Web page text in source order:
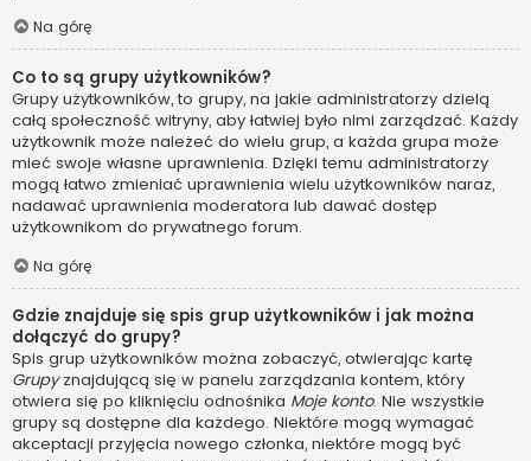
Na górę
Co to są grupy użytkowników?
Grupy użytkowników, to grupy, na jakie administratorzy dzielą
całą społeczność witryny, aby łatwiej było nimi zarządzać. Każdy
użytkownik może należeć do wielu grup, a każda grupa może
mieć swoje własne uprawnienia. Dzięki temu administratorzy
mogą łatwo zmieniać uprawnienia wielu użytkowników naraz,
nadawać uprawnienia moderatora lub dawać dostęp
użytkownikom do prywatnego forum.
Na górę
Gdzie znajduje się spis grup użytkowników i jak można
dołączyć do grupy?
Spis grup użytkowników można zobaczyć, otwierając kartę
Grupyznajdującą się w panelu zarządzania kontem, który
otwiera się po kliknięciu odnośnika Moje konto. Nie wszystkie
grupy są dostępne dla każdego. Niektóre mogą wymagać
akceptacji przyjęcia nowego członka, niektóre mogą być